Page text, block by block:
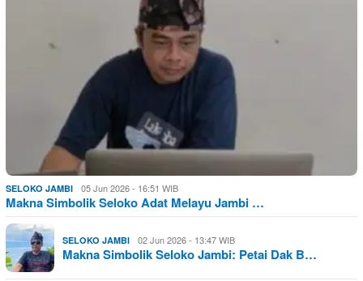
SELOKO JAMBI 05 Jun 2026 - 16:51 WIB
Makna Simbolik Seloko Adat Melayu Jambi …
SELOKO JAMBI 02 Jun 2026 - 13:47 WIB
Makna Simbolik Seloko Jambi: Petai Dak B…